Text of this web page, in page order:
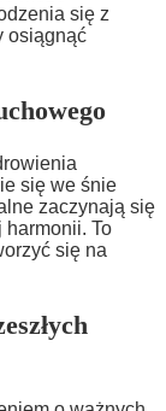
się z
osiągnąć
się we śnie
zaczynają się
harmonii. To
się na